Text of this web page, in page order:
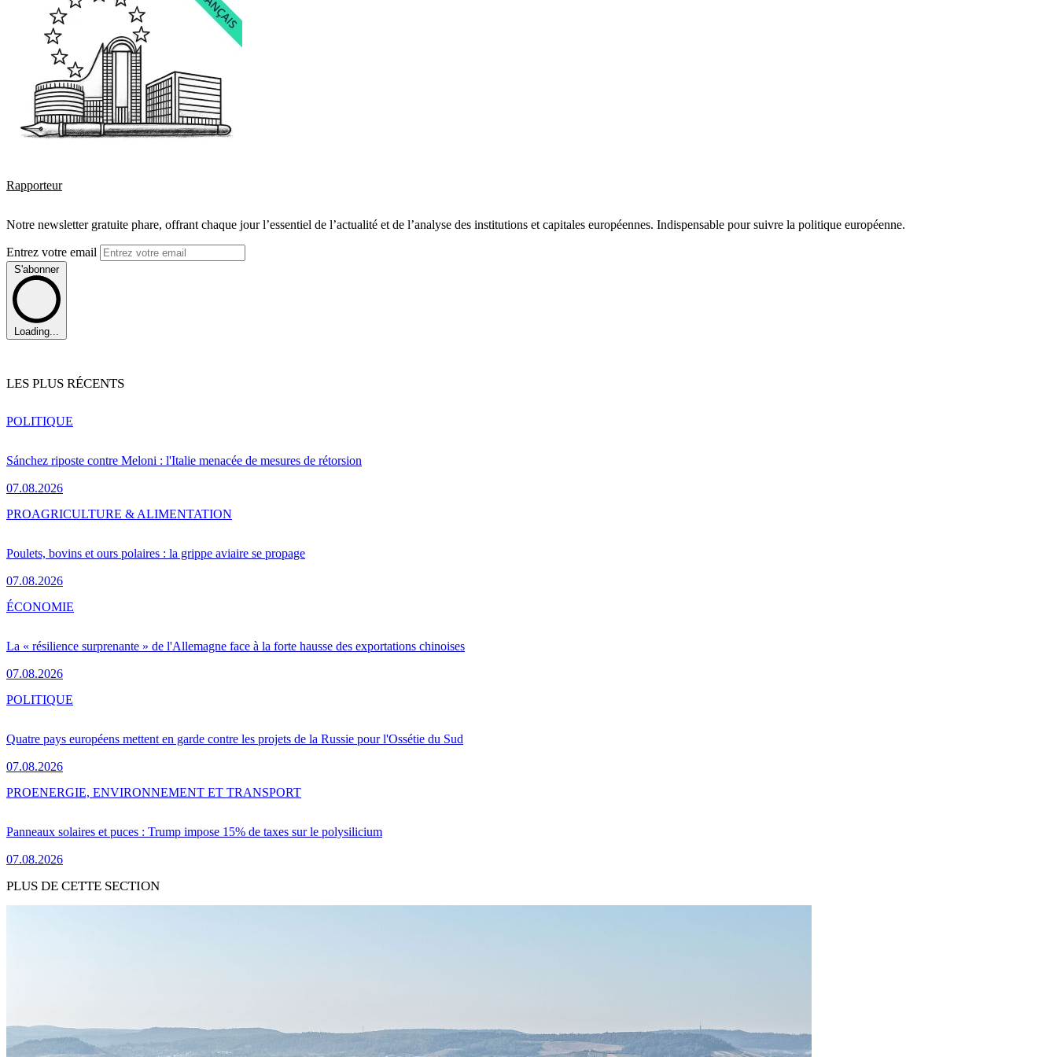
Rapporteur
Notre newsletter gratuite phare, offrant chaque jour l’essentiel de l’actualité et de l’analyse des institutions et capitales européennes. Indispensable pour suivre la politique européenne.
Entrez votre email
S'abonner
Loading...
LES PLUS RÉCENTS
Sánchez riposte contre Meloni : l'Italie menacée de mesures de rétorsion
07.08.2026
POLITIQUE
Poulets, bovins et ours polaires : la grippe aviaire se propage
07.08.2026
PROAGRICULTURE & ALIMENTATION
La « résilience surprenante » de l'Allemagne face à la forte hausse des exportations chinoises
07.08.2026
ÉCONOMIE
Quatre pays européens mettent en garde contre les projets de la Russie pour l'Ossétie du Sud
07.08.2026
POLITIQUE
Panneaux solaires et puces : Trump impose 15% de taxes sur le polysilicium
07.08.2026
PROENERGIE, ENVIRONNEMENT ET TRANSPORT
PLUS DE CETTE SECTION